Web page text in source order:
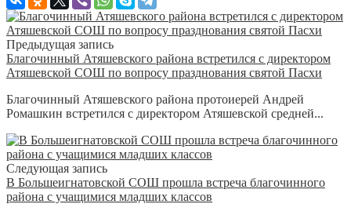
Предыдущая запись
Благочинный Атяшевского района встретился с директором
Атяшевской СОШ по вопросу празднования святой Пасхи
Благочинный Атяшевского района протоиерей Андрей
Ромашкин встретился с директором Атяшевской средней...
Следующая запись
В Большеигнатовской СОШ прошла встреча благочинного
района с учащимися младших классов